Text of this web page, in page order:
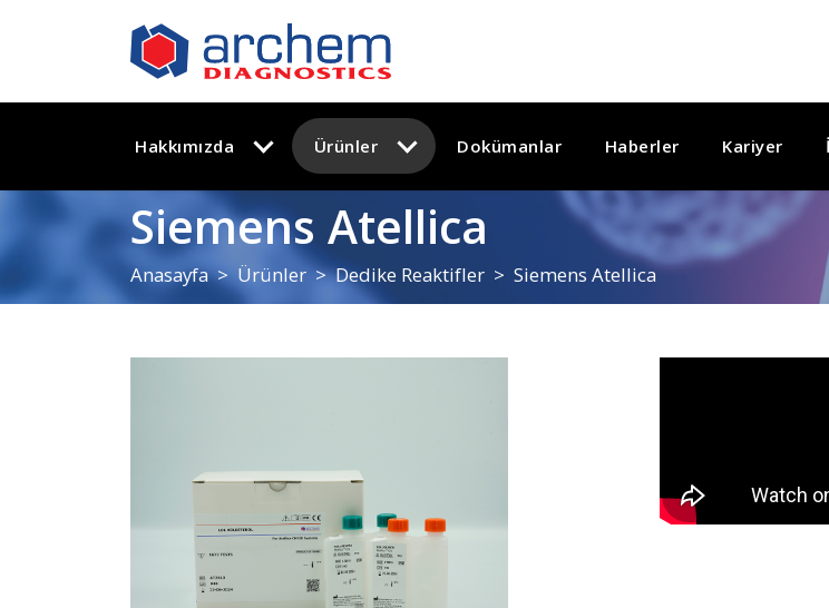
Hakkımızda Ürünler Dokümanlar Haberler Kariyer
Siemens Atellica
Anasayfa Ürünler Dedike Reaktifler Siemens Atellica